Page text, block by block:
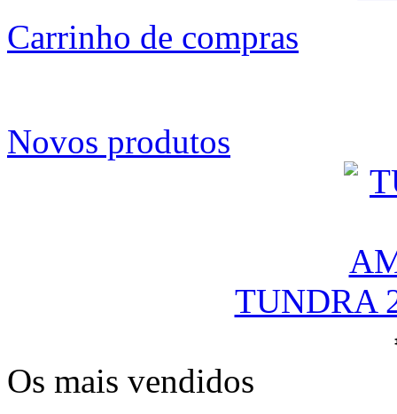
Carrinho de compras
Novos produtos
TUNDRA
Os mais vendidos